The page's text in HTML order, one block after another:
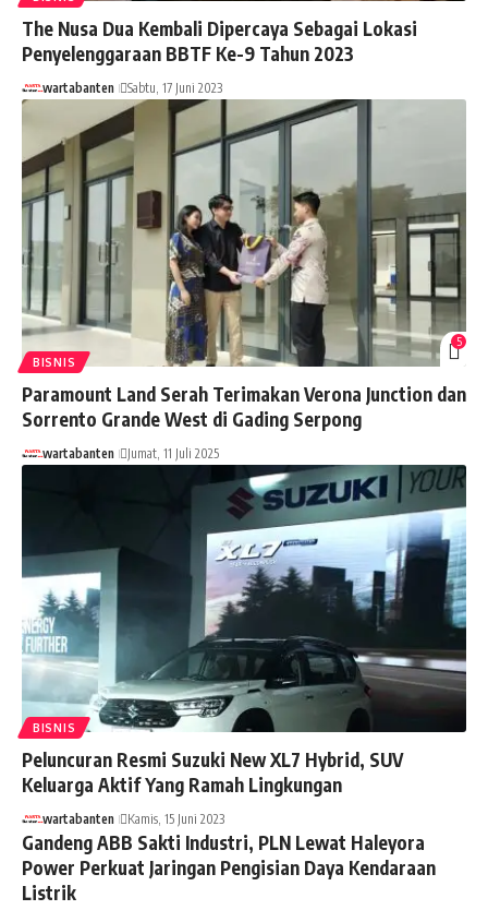
The Nusa Dua Kembali Dipercaya Sebagai Lokasi
Penyelenggaraan BBTF Ke-9 Tahun 2023
wartabanten Sabtu, 17 Juni 2023
5
BISNIS
Paramount Land Serah Terimakan Verona Junction dan
Sorrento Grande West di Gading Serpong
wartabanten Jumat, 11 Juli 2025
BISNIS
Peluncuran Resmi Suzuki New XL7 Hybrid, SUV
Keluarga Aktif Yang Ramah Lingkungan
wartabanten Kamis, 15 Juni 2023
Gandeng ABB Sakti Industri, PLN Lewat Haleyora
Power Perkuat Jaringan Pengisian Daya Kendaraan
Listrik